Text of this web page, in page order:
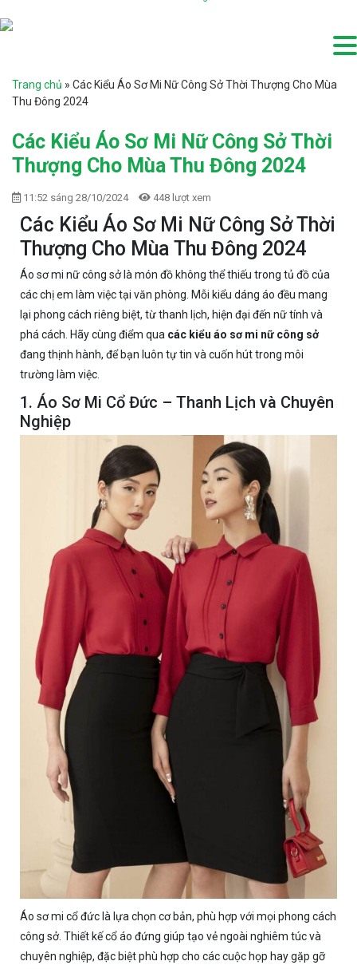
Trang chủ » Các Kiểu Áo Sơ Mi Nữ Công Sở Thời Thượng Cho Mùa
Thu Đông 2024
Các Kiểu Áo Sơ Mi Nữ Công Sở Thời
Thượng Cho Mùa Thu Đông 2024
11:52 sáng 28/10/2024 448 lượt xem
Các Kiểu Áo Sơ Mi Nữ Công Sở Thời
Thượng Cho Mùa Thu Đông 2024
Áo sơ mi nữ công sở là món đồ không thể thiếu trong tủ đồ của
các chị em làm việc tại văn phòng. Mỗi kiểu dáng áo đều mang
lại phong cách riêng biệt, từ thanh lịch, hiện đại đến nữ tính và
phá cách. Hãy cùng điểm qua các kiểu áo sơ mi nữ công sở
đang thịnh hành, để bạn luôn tự tin và cuốn hút trong môi
trường làm việc.
1. Áo Sơ Mi Cổ Đức – Thanh Lịch và Chuyên
Nghiệp
Áo sơ mi cổ đức là lựa chọn cơ bản, phù hợp với mọi phong cách
công sở. Thiết kế cổ áo đứng giúp tạo vẻ ngoài nghiêm túc và
chuyên nghiệp, đặc biệt phù hợp cho các cuộc họp hay gặp gỡ